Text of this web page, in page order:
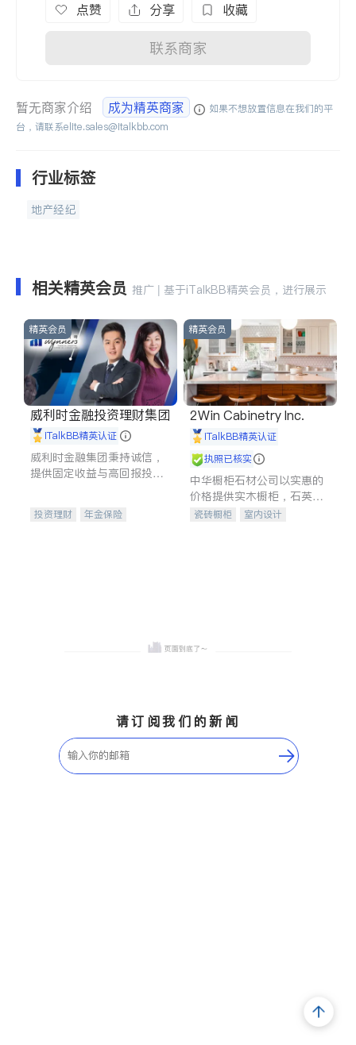
点赞 分享 收藏
联系商家
暂无商家介绍 成为精英商家
如果不想放置信息在我们的平
台，请联系elite.sales@italkbb.com
行业标签
地产经纪
相关精英会员 推广 | 基于iTalkBB精英会员，进行展示
精英会员
威利时金融投资理财集团
iTalkBB精英认证
威利时金融集团秉持诚信，
提供固定收益与高回报投资
合，助力客户实现目标
投资理财
年金保险
精英会员
2Win Cabinetry Inc.
iTalkBB精英认证
执照已核实
中华橱柜石材公司以实惠的
价格提供实木橱柜，石英石
台面，多种优质不锈钢水
瓷砖橱柜
室内设计
请订阅我们的新闻